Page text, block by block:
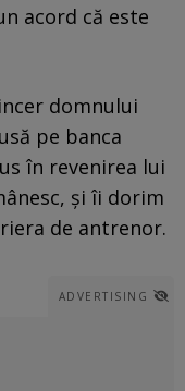
acord că este
domnului
pe banca
în revenirea lui
și îi dorim
de antrenor.
ADVERTISING